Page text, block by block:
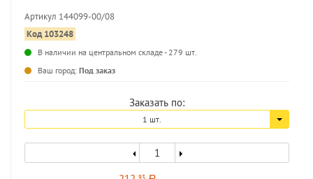
Артикул 144099-00/08
Код 103248
В наличии на центральном складе - 279 шт.
Ваш город: Под заказ
Заказать по:
1 шт.
93